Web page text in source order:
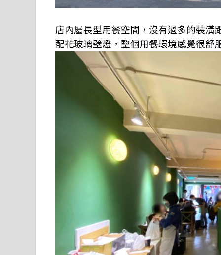
店內屬長型用餐空間，沒有過多的裝潢
配花玻璃壁燈，整個用餐環境感覺很舒